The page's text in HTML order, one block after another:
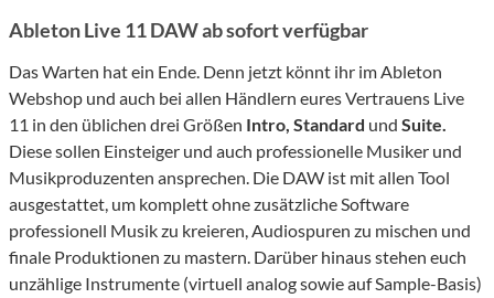
Ableton Live 11 DAW ab sofort verfügbar
Das Warten hat ein Ende. Denn jetzt könnt ihr im Ableton
Webshop und auch bei allen Händlern eures Vertrauens Live
11 in den üblichen drei Größen Intro, Standard und Suite.
Diese sollen Einsteiger und auch professionelle Musiker und
Musikproduzenten ansprechen. Die DAW ist mit allen Tool
ausgestattet, um komplett ohne zusätzliche Software
professionell Musik zu kreieren, Audiospuren zu mischen und
finale Produktionen zu mastern. Darüber hinaus stehen euch
unzählige Instrumente (virtuell analog sowie auf Sample-Basis)